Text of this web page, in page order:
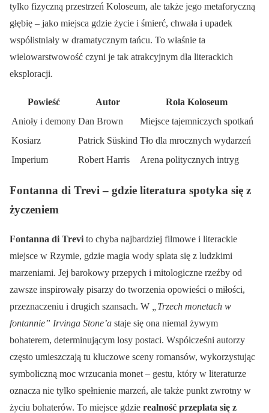
tylko fizyczną przestrzeń Koloseum, ale także jego metaforyczną
głębię – jako miejsca gdzie życie i śmierć, chwała i upadek
współistniały w dramatycznym tańcu. To właśnie ta
wielowarstwowość czyni je tak atrakcyjnym dla literackich
eksploracji.
Powieść Autor
Rola Koloseum
Anioły i demony Dan Brown
Miejsce tajemniczych spotkań
Kosiarz
Patrick Süskind Tło dla mrocznych wydarzeń
Imperium
Robert Harris Arena politycznych intryg
Fontanna di Trevi – gdzie literatura spotyka się z
życzeniem
Fontanna di Trevi to chyba najbardziej filmowe i literackie
miejsce w Rzymie, gdzie magia wody splata się z ludzkimi
marzeniami. Jej barokowy przepych i mitologiczne rzeźby od
zawsze inspirowały pisarzy do tworzenia opowieści o miłości,
przeznaczeniu i drugich szansach. W
„Trzech monetach w
fontannie” Irvinga Stone’a staje się ona niemal żywym
bohaterem, determinującym losy postaci. Współcześni autorzy
często umieszczają tu kluczowe sceny romansów, wykorzystując
symboliczną moc wrzucania monet – gestu, który w literaturze
oznacza nie tylko spełnienie marzeń, ale także punkt zwrotny w
życiu bohaterów. To miejsce gdzie realność przeplata się z